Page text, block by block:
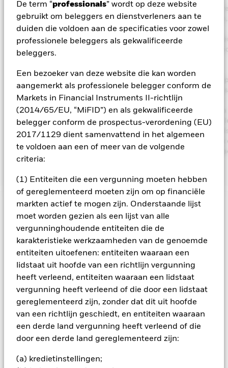
De term “professionals” wordt op deze website
gebruikt om beleggers en dienstverleners aan te
duiden die voldoen aan de specificaties voor zowel
professionele beleggers als gekwalificeerde
beleggers.
Een bezoeker van deze website die kan worden
aangemerkt als professionele belegger conform de
Markets in Financial Instruments II-richtlijn
(2014/65/EU, “MiFID”) en als gekwalificeerde
belegger conform de prospectus-verordening (EU)
2017/1129 dient samenvattend in het algemeen
te voldoen aan een of meer van de volgende
criteria:
(1) Entiteiten die een vergunning moeten hebben
of gereglementeerd moeten zijn om op financiële
markten actief te mogen zijn. Onderstaande lijst
moet worden gezien als een lijst van alle
vergunninghoudende entiteiten die de
karakteristieke werkzaamheden van de genoemde
entiteiten uitoefenen: entiteiten waaraan een
lidstaat uit hoofde van een richtlijn vergunning
heeft verleend, entiteiten waaraan een lidstaat
vergunning heeft verleend of die door een lidstaat
gereglementeerd zijn, zonder dat dit uit hoofde
van een richtlijn geschiedt, en entiteiten waaraan
een derde land vergunning heeft verleend of die
door een derde land gereglementeerd zijn:
(a) kredietinstellingen;
Het Fonds streeft ernaar inkomsten uit uw belegging te
zonder afbreuk te doen aan de kapitaalopbouw op lange
een manier die verenigbaar is met de principes van duurzaam
beleggen en een beleggingsbeleid dat rekening houdt met
het vlak van milieu, maatschappij en governance (ESG). Het
vastrentende waarden. Hiertoe behoren obligaties en
geldmarktinstrumenten (d.w.z. schuldeffecten met een korte
Om bovengemiddelde inkomsten te verkrijgen, streeft het
gespreide bronnen van inkomsten via een verscheidenheid aan
dergelijke vastrentende overdraagbare effecten. De totale activa
het Fonds worden belegd in overeenstemming met zijn ESG-
zoals uiteengezet in het prospectus. Raadpleeg voor meer
de ESG-kenmerken het prospectus en de website van BlackRock
https://www.blackrock.com/corporate/literature/publication/
baseline-screens-in-europe-middleeast-and-africa.pdf
BELANGRIJKE GEGEVENS: Kapitaalrisico.
De waarde en
het rendement van beleggingen kunnen dalen en stijgen, en
zijn niet gegarandeerd. Beleggers verliezen mogelijk hun
oorspronkelijke inleg.
Kredietrisico, wijzigingen van rentevoeten en/of de
wanbetalingsquote van emittenten hebben een aanzienlijk
invloed op de prestaties van vastrentende effecten. Potentiële
of werkelijke verlagingen van de kredietrating kunnen het
risiconiveau verhogen. Voor Asset Backed Securities (ABS) en
als voor vastrentende effecten. Dergelijke
beleggingsinstrumenten zijn onderhevig aan een
liquiditeitsrisico, zij maken vaak gebruik van leningen en
activa weer. Derivaten kunnen bijzonder gevoelig zijn voor